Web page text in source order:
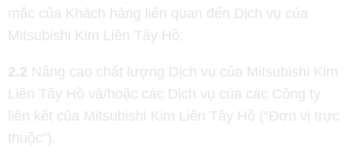
mắc của Khách hàng liên quan đến Dịch vụ của
Mitsubishi Kim Liên Tây Hồ;
2.2 Nâng cao chất lượng Dịch vụ của Mitsubishi Kim
Liên Tây Hồ và/hoặc các Dịch vụ của các Công ty
liên kết của Mitsubishi Kim Liên Tây Hồ (“Đơn vị trực
thuộc”).